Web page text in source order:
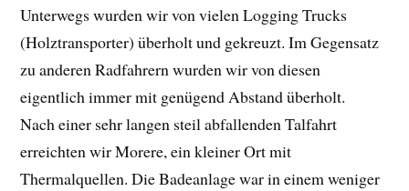
Unterwegs wurden wir von vielen Logging Trucks
(Holztransporter) überholt und gekreuzt. Im Gegensatz
zu anderen Radfahrern wurden wir von diesen
eigentlich immer mit genügend Abstand überholt.
Nach einer sehr langen steil abfallenden Talfahrt
erreichten wir Morere, ein kleiner Ort mit
Thermalquellen. Die Badeanlage war in einem weniger